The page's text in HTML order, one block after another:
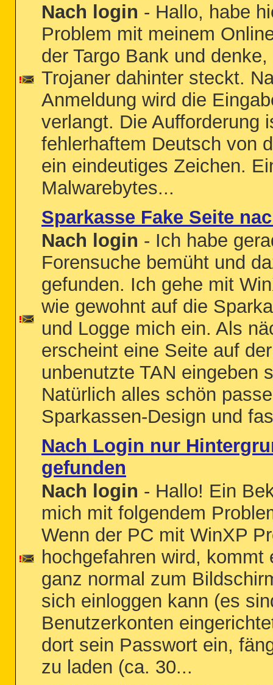
Nach login - Hallo, habe
Problem mit meinem
der Targo Bank und
Trojaner dahinter steckt.
Anmeldung wird die
verlangt. Die Aufforderung
fehlerhaftem Deutsch von
ein eindeutiges Zeichen.
Malwarebytes...
Sparkasse Fake Seite
Nach login - Ich habe
Forensuche bemüht und
gefunden. Ich gehe mit
wie gewohnt auf die
und Logge mich ein. Als
erscheint eine Seite auf
unbenutzte TAN eingeben
Natürlich alles schön
Sparkassen-Design und
Nach Login nur
gefunden
Nach login - Hallo! Ein
mich mit folgendem
Wenn der PC mit WinXP
hochgefahren wird, kommt
ganz normal zum
sich einloggen kann (es
Benutzerkonten
dort sein Passwort ein,
zu laden (ca. 30...